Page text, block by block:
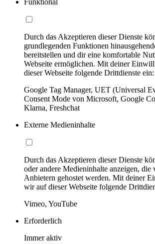
Funktional
Durch das Akzeptieren dieser Dienste
grundlegenden Funktionen
bereitstellen und dir eine komfortable
Webseite ermöglichen. Mit deiner
dieser Webseite folgende Drittdienste ein:
Google Tag Manager, UET (Universal
Consent Mode von Microsoft, Google
Klarna, Freshchat
Externe Medieninhalte
Durch das Akzeptieren dieser Dienste
oder andere Medieninhalte anzeigen, die
Anbietern gehostet werden. Mit deiner
wir auf dieser Webseite folgende
Vimeo, YouTube
Erforderlich
Immer aktiv